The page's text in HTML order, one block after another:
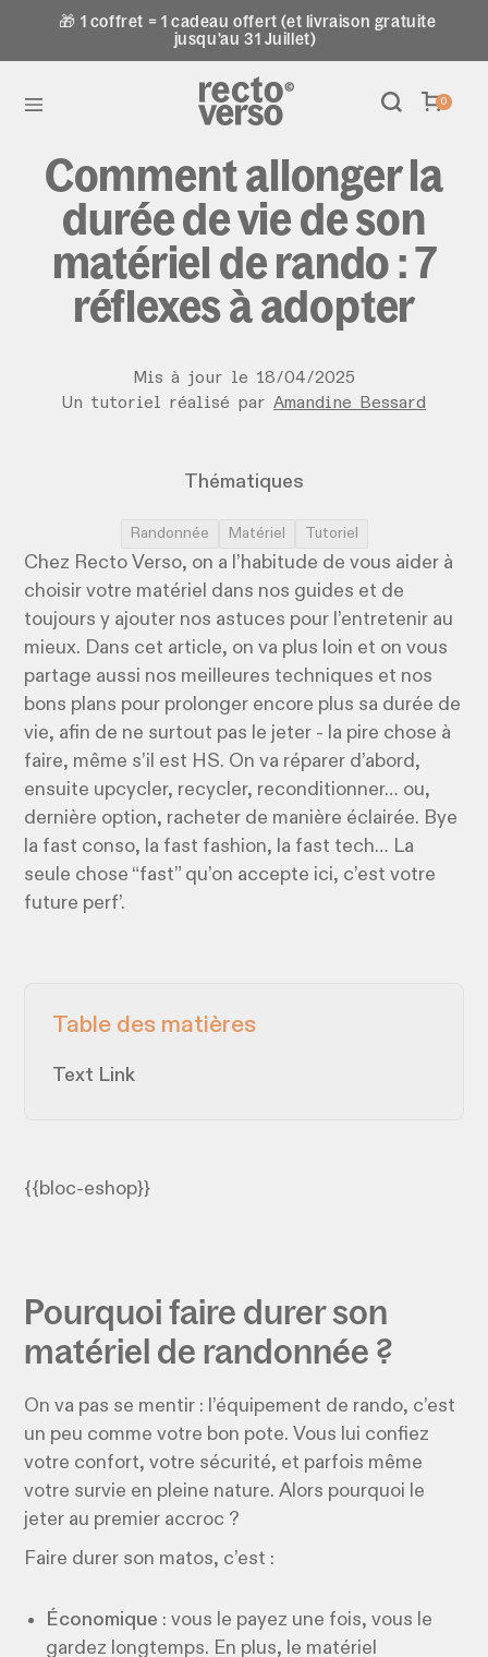
🎁 1 coffret = 1 cadeau offert (et livraison gratuite
jusqu'au 31 Juillet)
0
Comment allonger la
durée de vie de son
matériel de rando : 7
réflexes à adopter
Mis à jour le 18/04/2025
Un tutoriel réalisé par Amandine Bessard
Thématiques
Randonnée Matériel Tutoriel
Chez Recto Verso, on a l’habitude de vous aider à
choisir votre matériel dans nos guides et de
toujours y ajouter nos astuces pour l’entretenir au
mieux. Dans cet article, on va plus loin et on vous
partage aussi nos meilleures techniques et nos
bons plans pour prolonger encore plus sa durée de
vie, afin de ne surtout pas le jeter - la pire chose à
faire, même s’il est HS. On va réparer d’abord,
ensuite upcycler, recycler, reconditionner… ou,
dernière option, racheter de manière éclairée. Bye
la fast conso, la fast fashion, la fast tech… La
seule chose “fast” qu’on accepte ici, c’est votre
future perf’.
Table des matières
Text Link
{{bloc-eshop}}
Pourquoi faire durer son
matériel de randonnée ?
On va pas se mentir : l’équipement de rando, c’est
un peu comme votre bon pote. Vous lui confiez
votre confort, votre sécurité, et parfois même
votre survie en pleine nature. Alors pourquoi le
jeter au premier accroc ?
Faire durer son matos, c’est :
Économique : vous le payez une fois, vous le
gardez longtemps. En plus, le matériel